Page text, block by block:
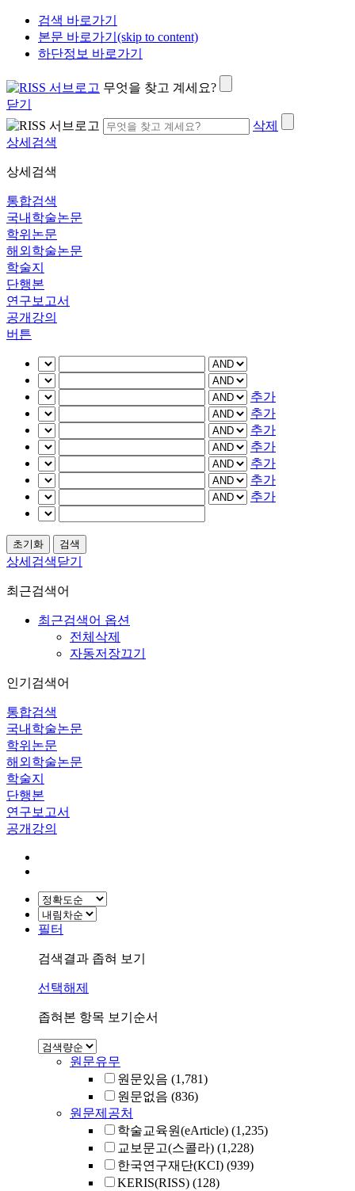
검색 바로가기
본문 바로가기(skip to content)
하단정보 바로가기
무엇을 찾고 계세요?
닫기
삭제
상세검색
상세검색
통합검색
국내학술논문
학위논문
해외학술논문
학술지
단행본
연구보고서
공개강의
버튼
추가
추가
추가
추가
추가
추가
추가
상세검색닫기
최근검색어
최근검색어 옵션
전체삭제
자동저장끄기
인기검색어
통합검색
국내학술논문
학위논문
해외학술논문
학술지
단행본
연구보고서
공개강의
필터
검색결과 좁혀 보기
선택해제
좁혀본 항목 보기순서
원문유무
원문있음 (1,781)
원문없음 (836)
원문제공처
학술교육원(eArticle) (1,235)
교보문고(스콜라) (1,228)
한국연구재단(KCI) (939)
KERIS(RISS) (128)